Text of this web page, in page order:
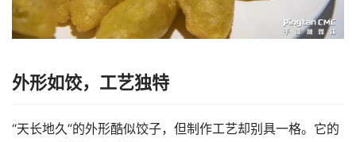
外形如饺，工艺独特
“天长地久”的外形酷似饺子，但制作工艺却别具一格。它的